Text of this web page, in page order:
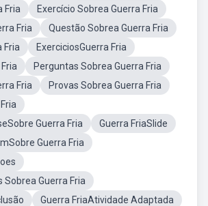
Fria
Exercício Sobrea Guerra Fria
Fria
Questão Sobrea Guerra Fria
Fria
ExerciciosGuerra Fria
Perguntas Sobrea Guerra Fria
Fria
Provas Sobrea Guerra Fria
Guerra Fria
Guerra FriaSlide
Guerra Fria
Sobrea Guerra Fria
Guerra FriaAtividade Adaptada